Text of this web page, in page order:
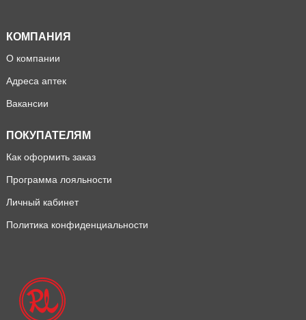
КОМПАНИЯ
О компании
Адреса аптек
Вакансии
ПОКУПАТЕЛЯМ
Как оформить заказ
Программа лояльности
Личный кабинет
Политика конфиденциальности